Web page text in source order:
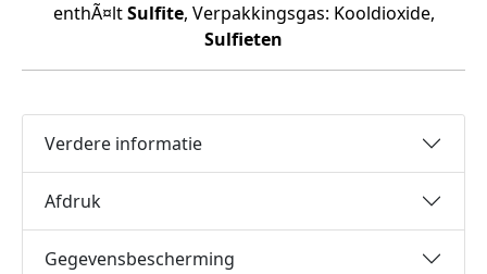
enthÃ¤ltSulfite, Verpakkingsgas: Kooldioxide,
Sulfieten
Verdere informatie
Afdruk
Gegevensbescherming